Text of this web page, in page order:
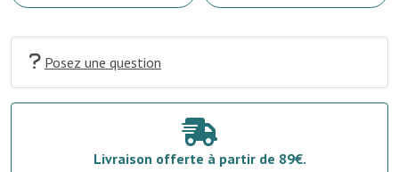
Posez une question
Livraison offerte à partir de 89€.